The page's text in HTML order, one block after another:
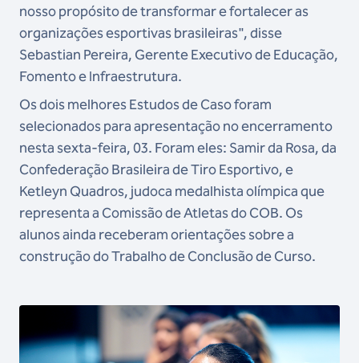
nosso propósito de transformar e fortalecer as
organizações esportivas brasileiras", disse
Sebastian Pereira, Gerente Executivo de Educação,
Fomento e Infraestrutura.
Os dois melhores Estudos de Caso foram
selecionados para apresentação no encerramento
nesta sexta-feira, 03. Foram eles: Samir da Rosa, da
Confederação Brasileira de Tiro Esportivo, e
Ketleyn Quadros, judoca medalhista olímpica que
representa a Comissão de Atletas do COB. Os
alunos ainda receberam orientações sobre a
construção do Trabalho de Conclusão de Curso.